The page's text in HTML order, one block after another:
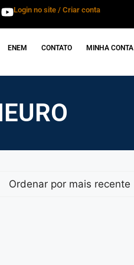
Login no site / Criar conta
ENEM CONTATO MINHA CONTA